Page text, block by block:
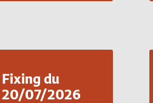
Fixing du
20/07/2026